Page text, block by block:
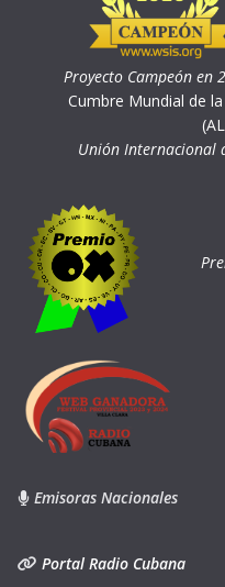
Proyecto Campeón en
Cumbre Mundial de
Unión Internacional
Emisoras Nacionales
Portal Radio Cubana